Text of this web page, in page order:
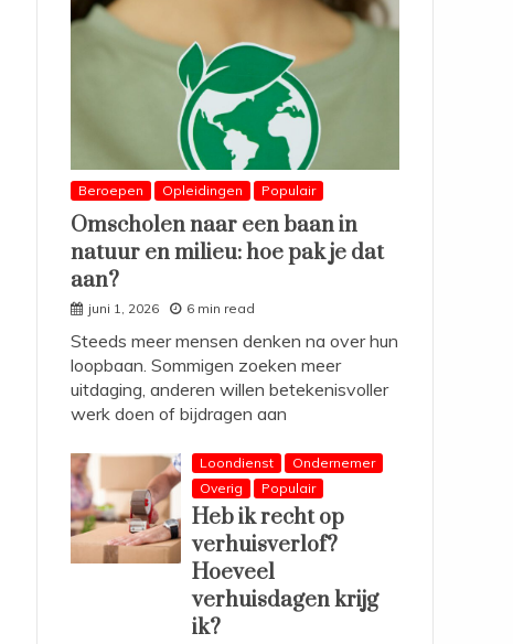
Beroepen Opleidingen Populair
Omscholen naar een baan in
natuur en milieu: hoe pak je dat
aan?
juni 1, 2026 6 min read
Steeds meer mensen denken na over hun
loopbaan. Sommigen zoeken meer
uitdaging, anderen willen betekenisvoller
werk doen of bijdragen aan
Loondienst
Ondernemer
Overig
Populair
Heb ik recht op
verhuisverlof?
Hoeveel
verhuisdagen krijg
ik?